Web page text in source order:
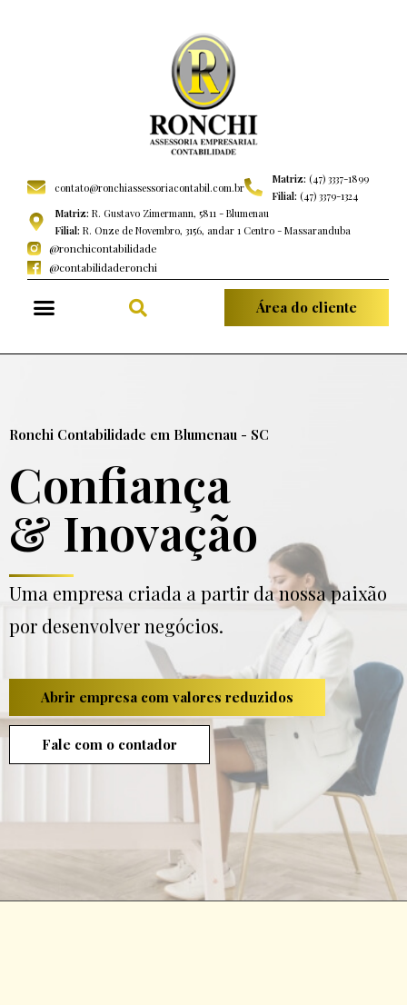
contato@ronchiassessoriacontabil.com.br
Matriz: (47) 3337-1899
Filial: (47) 3379-1324
Matriz: R. Gustavo Zimermann, 5811 - Blumenau
Filial: R. Onze de Novembro, 3156, andar 1 Centro - Massaranduba
@ronchicontabilidade
@contabilidaderonchi
Área do cliente
Ronchi Contabilidade em Blumenau - SC
Confiança
& Inovação
Uma empresa criada a partir da nossa paixão
por desenvolver negócios.
Abrir empresa com valores reduzidos
Fale com o contador